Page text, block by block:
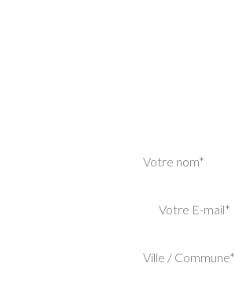
Votre nom*
Votre E-mail*
Ville / Commune*